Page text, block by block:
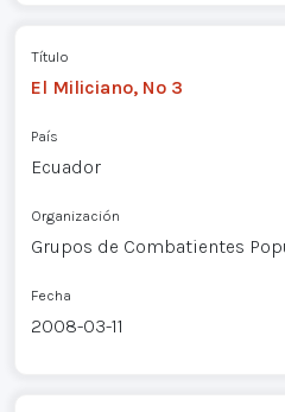
Título
El Miliciano, Nº 3
País
Ecuador
Organización
Grupos de Combatientes
Fecha
2008-03-11